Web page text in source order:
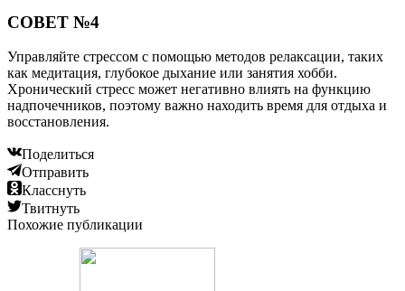
СОВЕТ №4
Управляйте стрессом с помощью методов релаксации, таких
как медитация, глубокое дыхание или занятия хобби.
Хронический стресс может негативно влиять на функцию
надпочечников, поэтому важно находить время для отдыха и
восстановления.
Поделиться
Отправить
Класснуть
Твитнуть
Похожие публикации